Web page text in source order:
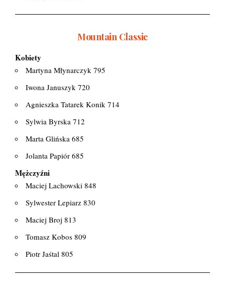
Mountain Classic
Kobiety
Martyna Młynarczyk 795
Iwona Januszyk 720
Agnieszka Tatarek Konik 714
Sylwia Byrska 712
Marta Glińska 685
Jolanta Papiór 685
Mężczyźni
Maciej Lachowski 848
Sylwester Lepiarz 830
Maciej Broj 813
Tomasz Kobos 809
Piotr Jaśtal 805